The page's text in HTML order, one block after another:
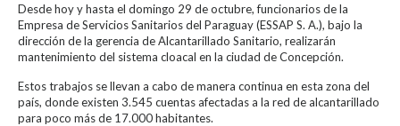
Desde hoy y hasta el domingo 29 de octubre, funcionarios de la
Empresa de Servicios Sanitarios del Paraguay (ESSAP S. A.), bajo la
dirección de la gerencia de Alcantarillado Sanitario, realizarán
mantenimiento del sistema cloacal en la ciudad de Concepción.
Estos trabajos se llevan a cabo de manera continua en esta zona del
país, donde existen 3.545 cuentas afectadas a la red de alcantarillado
para poco más de 17.000 habitantes.